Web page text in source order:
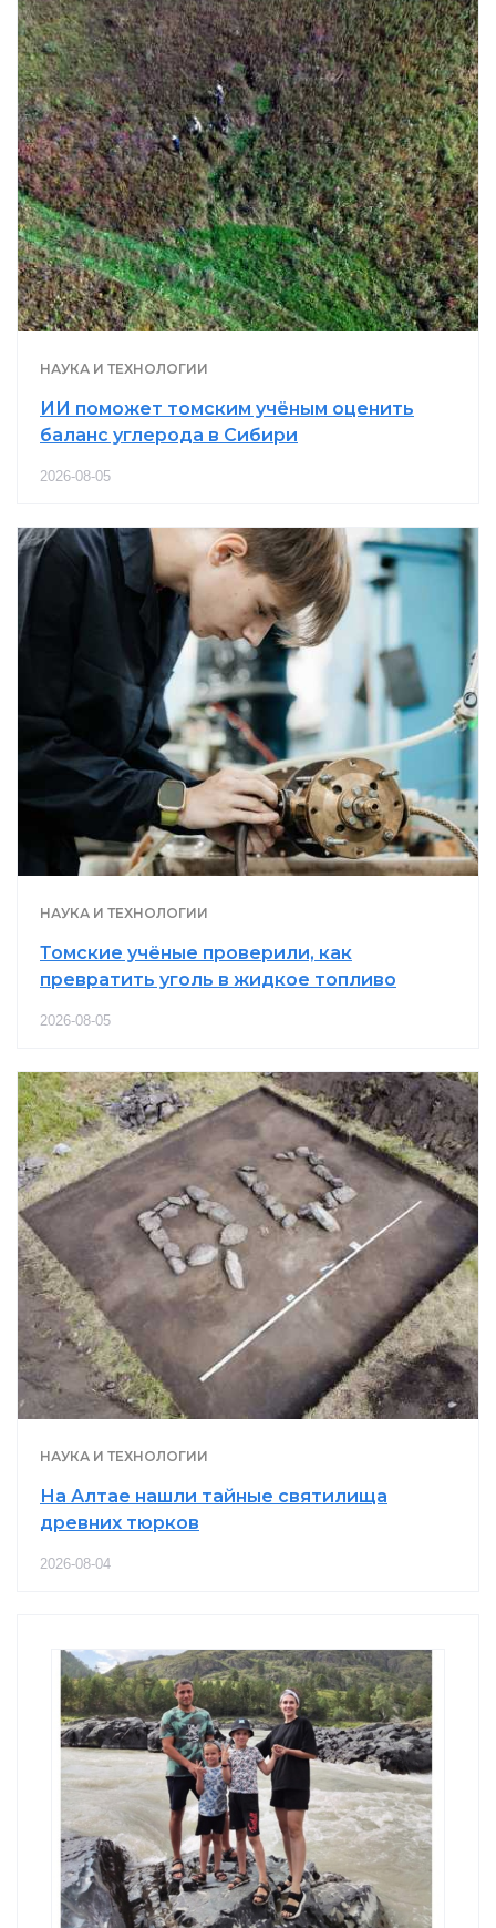
НАУКА И ТЕХНОЛОГИИ
ИИ поможет томским учёным оценить
баланс углерода в Сибири
2026-08-05
НАУКА И ТЕХНОЛОГИИ
Томские учёные проверили, как
превратить уголь в жидкое топливо
2026-08-05
НАУКА И ТЕХНОЛОГИИ
На Алтае нашли тайные святилища
древних тюрков
2026-08-04